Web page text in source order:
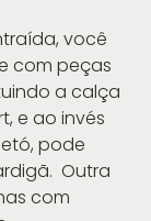
você
com peças
a calça
e ao invés
pode
Outra
com